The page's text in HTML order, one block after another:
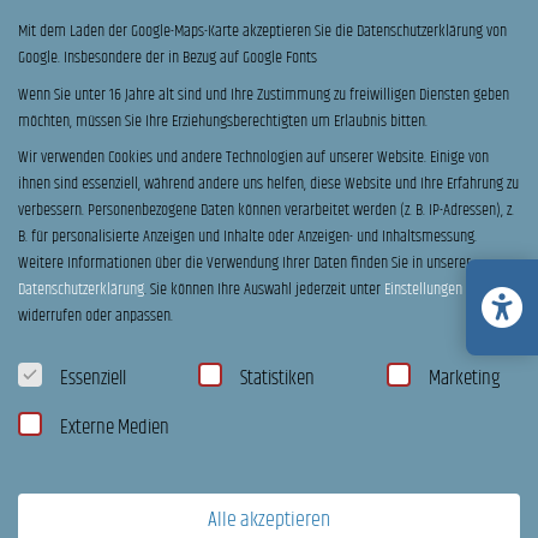
Für Pendler, Stadtfahrer, Camper und alle, die ein platzsparendes,
wendiges E-Bike mit hoher Alltagstauglichkeit suchen.
Was ist der Vorteil eines E-Kompaktrads?
Kompakte Maße erleichtern das Verstauen und Rangieren, bleiben
dabei aber stabil und komfortabel – ideal für urbane Wege und
Reisen.
Gibt es QiO Modelle für mehr Transport?
Ja, es gibt Modellvarianten mit Fokus auf Zuladung und
Transportlösungen – sinnvoll für Einkauf, Gepäck oder
Familienalltag.
Ja – wir empfehlen eine Probefahrt, damit Fahrgefühl, Sitzposition
Mit dem Laden der Google-Maps-Karte akzeptieren Sie die Datenschutzerklärung von
Google. Insbesondere der in Bezug auf Google Fonts
Wenn Sie unter 16 Jahre alt sind und Ihre Zustimmung zu freiwilligen Diensten geben
möchten, müssen Sie Ihre Erziehungsberechtigten um Erlaubnis bitten.
Wir verwenden Cookies und andere Technologien auf unserer Website. Einige von
ihnen sind essenziell, während andere uns helfen, diese Website und Ihre Erfahrung zu
verbessern.Personenbezogene Daten können verarbeitet werden (z. B. IP-Adressen), z.
B. für personalisierte Anzeigen und Inhalte oder Anzeigen- und Inhaltsmessung.
Weitere Informationen über die Verwendung Ihrer Daten finden Sie in unserer
Datenschutzerklärung.Sie können Ihre Auswahl jederzeit unterEinstellungen
widerrufen oder anpassen.
Datenschutzeinstellungen
Essenziell Statistiken
Marketing
Externe Medien
Alle akzeptieren